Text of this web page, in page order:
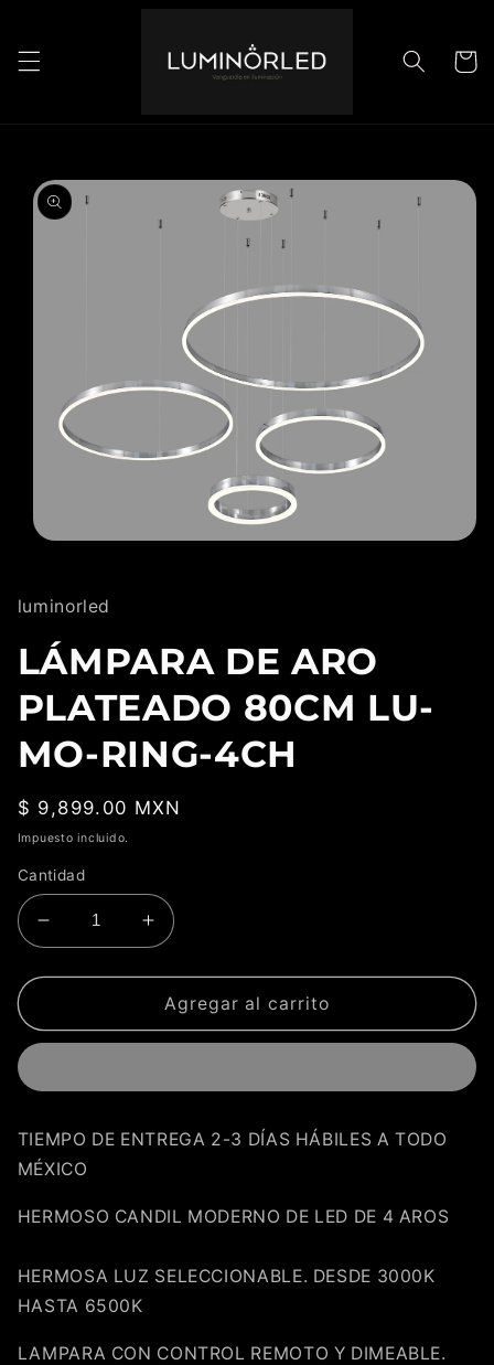
Carrito
directamente
a la
información
en
ventana
modal
luminorled
LÁMPARA DE ARO
PLATEADO 80CM LU-
MO-RING-4CH
Precio
habitual
$ 9,899.00 MXN
Impuesto incluido.
Cantidad
Reducir
cantidad
para
DE
MO-
RING-
Aumentar
cantidad
para
LÁMPARA
DE
MO-
Agregar al carrito
TIEMPO DE ENTREGA 2-3 DÍAS HÁBILES A TODO
MÉXICO
HERMOSO CANDIL MODERNO DE LED DE 4 AROS
HERMOSA LUZ SELECCIONABLE. DESDE 3000K
HASTA 6500K
LAMPARA CON CONTROL REMOTO Y DIMEABLE.